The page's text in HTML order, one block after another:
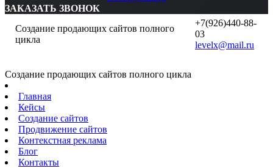
ЗАКАЗАТЬ ЗВОНОК
Создание продающих сайтов полного
цикла
+7(926)440-88-
03
levelx@mail.ru
Создание продающих сайтов полного цикла
Главная
Кейсы
Создание сайтов
Продвижение сайтов
Контекстная реклама
Блог
Контакты